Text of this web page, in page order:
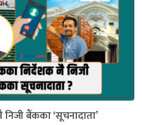
निजी बैंकका ‘सूचनादाता’